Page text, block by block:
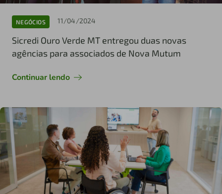
NEGÓCIOS 11/04/2024
Sicredi Ouro Verde MT entregou duas novas
agências para associados de Nova Mutum
Continuar lendo